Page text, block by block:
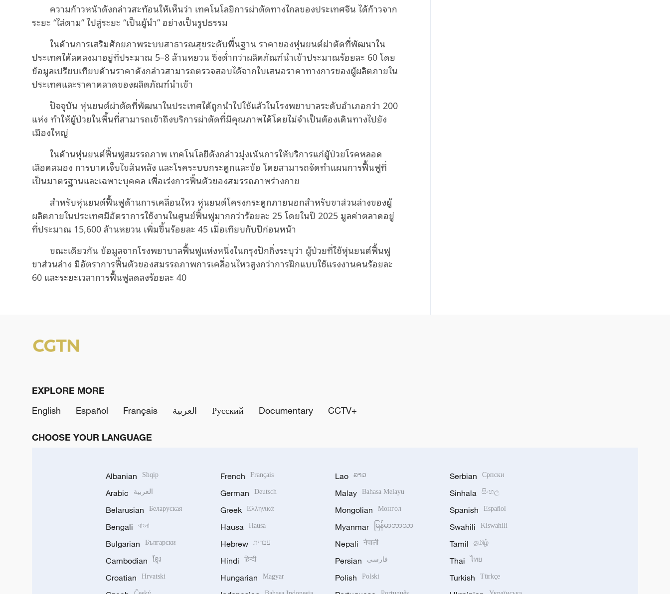
ความก้าวหน้าดังกล่าวสะท้อนให้เห็นว่า เทคโนโลยีการผ่าตัดทางไกลของประเทศจีน ได้ก้าวจาก
ระยะ “ไล่ตาม” ไปสู่ระยะ “เป็นผู้นำ” อย่างเป็นรูปธรรม
ในด้านการเสริมศักยภาพระบบสาธารณสุขระดับพื้นฐาน ราคาของหุ่นยนต์ผ่าตัดที่พัฒนาใน
ประเทศได้ลดลงมาอยู่ที่ประมาณ 5–8 ล้านหยวน ซึ่งต่ำกว่าผลิตภัณฑ์นำเข้าประมาณร้อยละ 60 โดย
ข้อมูลเปรียบเทียบด้านราคาดังกล่าวสามารถตรวจสอบได้จากใบเสนอราคาทางการของผู้ผลิตภายใน
ประเทศและราคาตลาดของผลิตภัณฑ์นำเข้า
ปัจจุบัน หุ่นยนต์ผ่าตัดที่พัฒนาในประเทศได้ถูกนำไปใช้แล้วในโรงพยาบาลระดับอำเภอกว่า 200
แห่ง ทำให้ผู้ป่วยในพื้นที่สามารถเข้าถึงบริการผ่าตัดที่มีคุณภาพได้โดยไม่จำเป็นต้องเดินทางไปยัง
เมืองใหญ่
ในด้านหุ่นยนต์ฟื้นฟูสมรรถภาพ เทคโนโลยีดังกล่าวมุ่งเน้นการให้บริการแก่ผู้ป่วยโรคหลอด
เลือดสมอง การบาดเจ็บไขสันหลัง และโรคระบบกระดูกและข้อ โดยสามารถจัดทำแผนการฟื้นฟูที่
เป็นมาตรฐานและเฉพาะบุคคล เพื่อเร่งการฟื้นตัวของสมรรถภาพร่างกาย
สำหรับหุ่นยนต์ฟื้นฟูด้านการเคลื่อนไหว หุ่นยนต์โครงกระดูกภายนอกสำหรับขาส่วนล่างของผู้
ผลิตภายในประเทศมีอัตราการใช้งานในศูนย์ฟื้นฟูมากกว่าร้อยละ 25 โดยในปี 2025 มูลค่าตลาดอยู่
ที่ประมาณ 15,600 ล้านหยวน เพิ่มขึ้นร้อยละ 45 เมื่อเทียบกับปีก่อนหน้า
ขณะเดียวกัน ข้อมูลจากโรงพยาบาลฟื้นฟูแห่งหนึ่งในกรุงปักกิ่งระบุว่า ผู้ป่วยที่ใช้หุ่นยนต์ฟื้นฟู
ขาส่วนล่าง มีอัตราการฟื้นตัวของสมรรถภาพการเคลื่อนไหวสูงกว่าการฝึกแบบใช้แรงงานคนร้อยละ
60 และระยะเวลาการฟื้นฟูลดลงร้อยละ 40
EXPLORE MORE
English
Español Français العربية Русский Documentary CCTV+
CHOOSE YOUR LANGUAGE
Albanian Shqip
Arabic العربية
Belarusian Беларуская
Bengali বাংলা
Bulgarian Български
Cambodian ខ្មែរ
Croatian Hrvatski
French Français
German Deutsch
Greek Ελληνικά
Hausa Hausa
Hebrew עברית
Hindi हिन्दी
Hungarian Magyar
Lao ລາວ
Malay Bahasa Melayu
Mongolian Монгол
Myanmar မြန်မာဘာသာ
Nepali नेपाली
Persian فارسی
Polish Polski
Serbian Српски
Sinhala සිංහල
Spanish Español
Swahili Kiswahili
Tamil தமிழ்
Thai ไทย
Turkish Türkçe